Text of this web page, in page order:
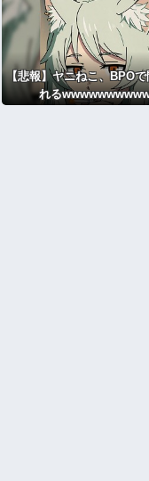
【悲報】ヤニねこ、BPOで
れる